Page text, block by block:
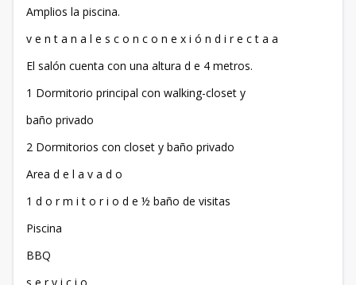
Amplios la piscina.
v e n t a n a l e s c o n c o n e x i ó n d i r e c t a a
El salón cuenta con una altura d e 4 metros.
1 Dormitorio principal con walking-closet y
baño privado
2 Dormitorios con closet y baño privado
Area d e l a v a d o
1 d o r m i t o r i o d e ½ baño de visitas
Piscina
BBQ